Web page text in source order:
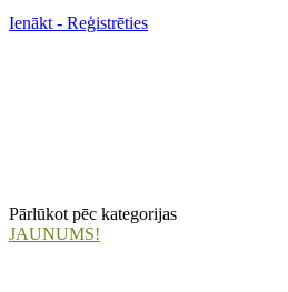
Ienākt - Reģistrēties
Pārlūkot pēc kategorijas
JAUNUMS!